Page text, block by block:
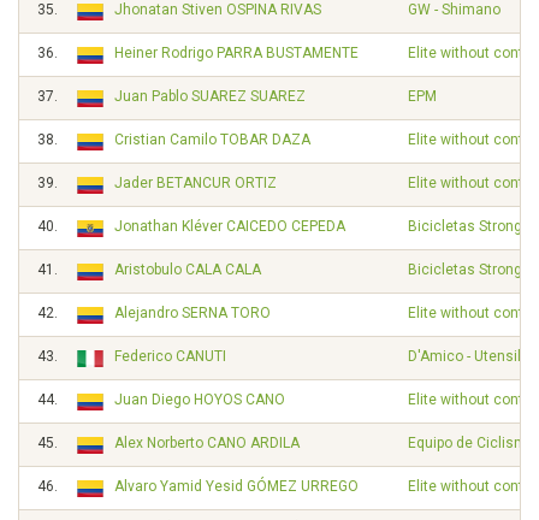
35. Jhonatan Stiven OSPINA RIVAS GW - Shimano
36. Heiner Rodrigo PARRA BUSTAMENTE Elite without
37. Juan Pablo SUAREZ SUAREZ EPM
38. Cristian Camilo TOBAR DAZA Elite without
39. Jader BETANCUR ORTIZ Elite without
40. Jonathan Kléver CAICEDO CEPEDA Bicicletas
41. Aristobulo CALA CALA Bicicletas
42. Alejandro SERNA TORO Elite without
43. Federico CANUTI D'Amico -
44. Juan Diego HOYOS CANO Elite without
45. Alex Norberto CANO ARDILA Equipo de
46. Alvaro Yamid Yesid GÓMEZ URREGO Elite without